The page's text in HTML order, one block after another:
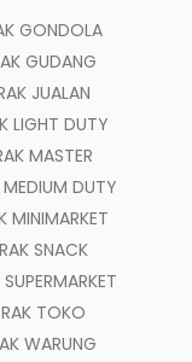
GONDOLA
GUDANG
JUALAN
LIGHT DUTY
MASTER
MEDIUM DUTY
MINIMARKET
RAK SNACK
RAK TOKO
WARUNG